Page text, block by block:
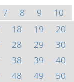
7 8 9
10
18 19
20
28 29
30
38 39
40
48 49
50